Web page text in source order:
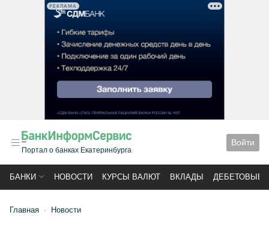
РЕКЛАМА
Портал о банках Екатеринбурга
Войти
БАНКИ НОВОСТИ КУРСЫ ВАЛЮТ ВКЛАДЫ ДЕБЕТОВЫЕ
Главная Новости